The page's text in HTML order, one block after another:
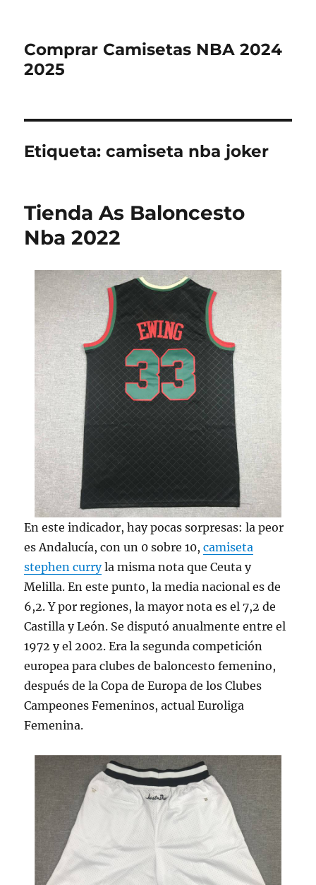
Comprar Camisetas NBA 2024
2025
Etiqueta:camiseta nba joker
Tienda As Baloncesto
Nba 2022
En este indicador, hay pocas sorpresas: la peor
es Andalucía, con un 0 sobre 10,camiseta
stephen curryla misma nota que Ceuta y
Melilla. En este punto, la media nacional es de
6,2. Y por regiones, la mayor nota es el 7,2 de
Castilla y León. Se disputó anualmente entre el
1972 y el 2002. Era la segunda competición
europea para clubes de baloncesto femenino,
después de la Copa de Europa de los Clubes
Campeones Femeninos, actual Euroliga
Femenina.